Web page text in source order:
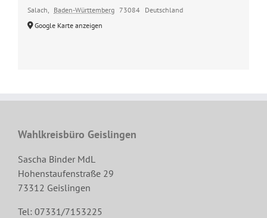
Salach, Baden-Württemberg 73084 Deutschland
Google Karte anzeigen
Wahlkreisbüro Geislingen
Sascha Binder MdL
Hohenstaufenstraße 29
73312 Geislingen
Tel: 07331/7153225